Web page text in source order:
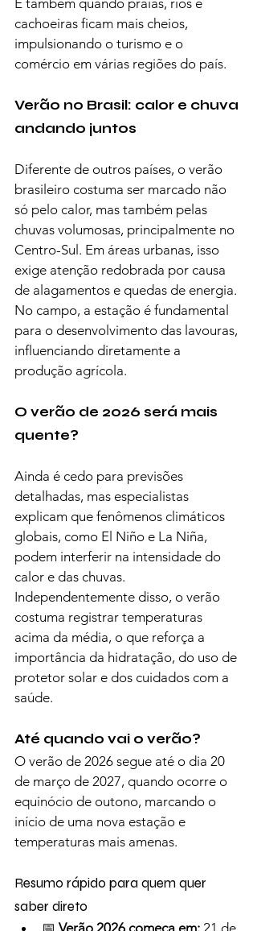
É também quando praias, rios e
cachoeiras ficam mais cheios,
impulsionando o turismo e o
comércio em várias regiões do país.
Verão no Brasil: calor e chuva
andando juntos
Diferente de outros países, o verão
brasileiro costuma ser marcado não
só pelo calor, mas também pelas
chuvas volumosas, principalmente no
Centro-Sul. Em áreas urbanas, isso
exige atenção redobrada por causa
de alagamentos e quedas de energia.
No campo, a estação é fundamental
para o desenvolvimento das lavouras,
influenciando diretamente a
produção agrícola.
O verão de 2026 será mais
quente?
Ainda é cedo para previsões
detalhadas, mas especialistas
explicam que fenômenos climáticos
globais, como El Niño e La Niña,
podem interferir na intensidade do
calor e das chuvas.
Independentemente disso, o verão
costuma registrar temperaturas
acima da média, o que reforça a
importância da hidratação, do uso de
protetor solar e dos cuidados com a
saúde.
Até quando vai o verão?
O verão de 2026 segue até o dia 20
de março de 2027, quando ocorre o
equinócio de outono, marcando o
início de uma nova estação e
temperaturas mais amenas.
Resumo rápido para quem quer
saber direto